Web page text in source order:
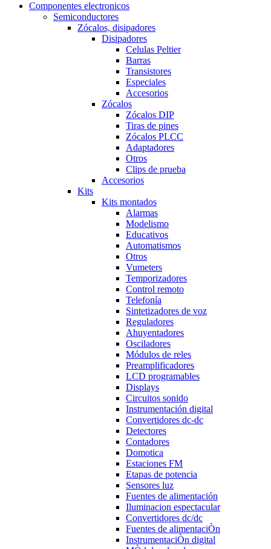
Componentes electronicos
Semiconductores
Zócalos, disipadores
Disipadores
Celulas Peltier
Barras
Transistores
Especiales
Accesorios
Zócalos
Zócalos DIP
Tiras de pines
Zócalos PLCC
Adaptadores
Otros
Clips de prueba
Accesorios
Kits
Kits montados
Alarmas
Modelismo
Educativos
Automatismos
Otros
Vumeters
Temporizadores
Control remoto
Telefonía
Sintetizadores de voz
Reguladores
Ahuyentadores
Osciladores
Módulos de reles
Preamplificadores
LCD programables
Displays
Circuitos sonido
Instrumentación digital
Convertidores dc-dc
Detectores
Contadores
Domotica
Estaciones FM
Etapas de potencia
Sensores luz
Fuentes de alimentación
Iluminacion espectacular
Convertidores dc/dc
Fuentes de alimentaciÒn
InstrumentaciÒn digital